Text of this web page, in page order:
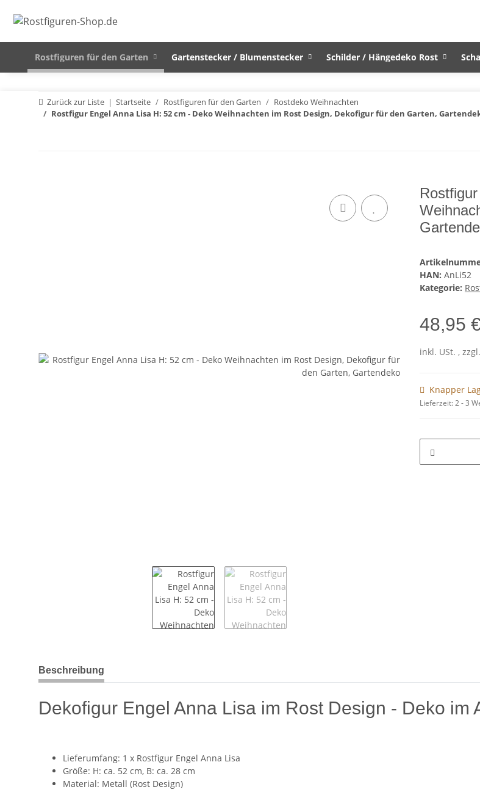
Rostfiguren für den Garten Gartenstecker / Blumenstecker Schilder / Hängedeko Rost
Zurück zur Liste Startseite Rostfiguren für den Garten
Rostdeko Weihnachten
Rostfigur Engel Anna Lisa H: 52 cm - Deko Weihnachten im Rost Design, Dekofigur für den Garten,
HAN: AnLi52
Kategorie:
48,95 €
inkl. USt. , zzgl.
Knapper
Lieferzeit:2 - 3
weitere Registerkarten anzeigen
Beschreibung
Dekofigur Engel Anna Lisa im Rost Design - Deko im
Lieferumfang: 1 x Rostfigur Engel Anna Lisa
Größe: H: ca. 52 cm, B: ca. 28 cm
Material: Metall (Rost Design)